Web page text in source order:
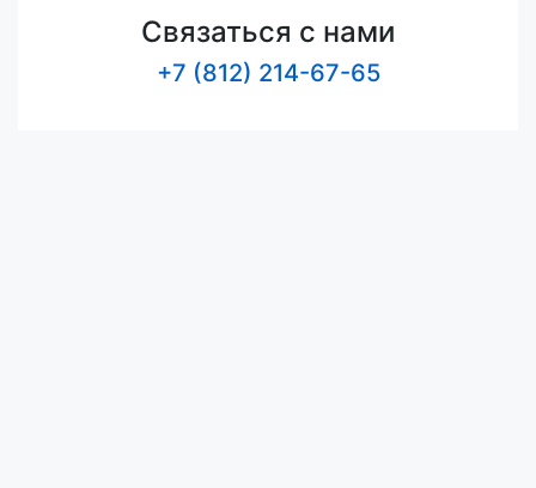
Связаться с нами
+7 (812) 214-67-65